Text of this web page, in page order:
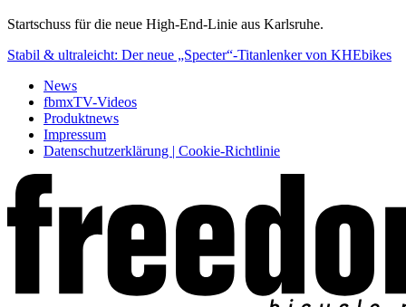
Startschuss für die neue High-End-Linie aus Karlsruhe.
Stabil & ultraleicht: Der neue „Specter“-Titanlenker von KHEbikes
News
fbmxTV-Videos
Produktnews
Impressum
Datenschutzerklärung | Cookie-Richtlinie